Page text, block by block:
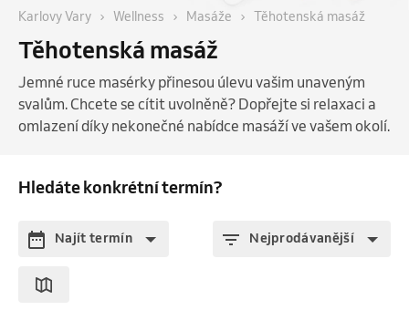
Karlovy Vary Wellness Masáže Těhotenská masáž
Těhotenská masáž
Jemné ruce masérky přinesou úlevu vašim unaveným
svalům. Chcete se cítit uvolněně? Dopřejte si relaxaci a
omlazení díky nekonečné nabídce masáží ve vašem okolí.
Hledáte konkrétní termín?
Najít termín Nejprodávanější